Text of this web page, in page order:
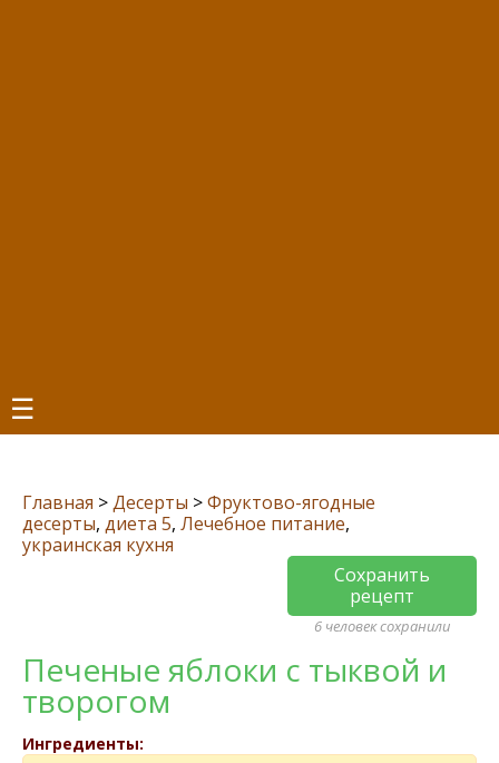
☰
Главная >Десерты >Фруктово-ягодные
десерты, диета 5, Лечебное питание,
украинская кухня
Сохранить
рецепт
6 человек сохранили
Печеные яблоки с тыквой и
творогом
Ингредиенты: